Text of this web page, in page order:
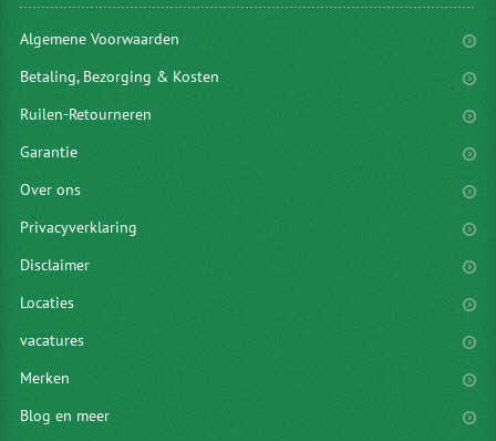
Algemene Voorwaarden
Betaling, Bezorging & Kosten
Ruilen-Retourneren
Garantie
Over ons
Privacyverklaring
Disclaimer
Locaties
vacatures
Merken
Blog en meer